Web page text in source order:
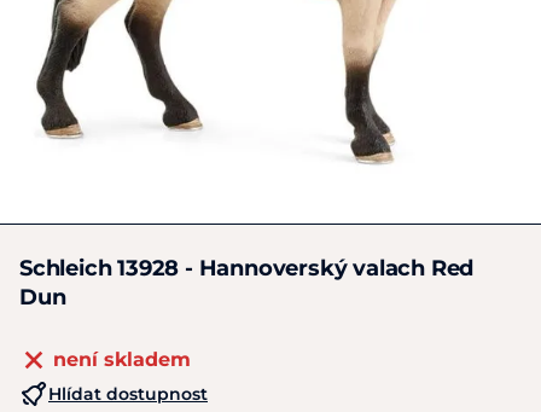
Schleich 13928 - Hannoverský valach Red
Dun
není skladem
Hlídat dostupnost